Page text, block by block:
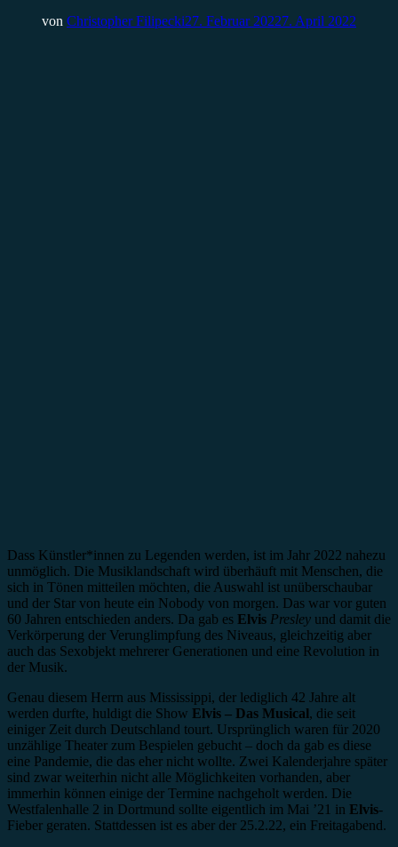
von Christopher Filipecki27. Februar 20227. April 2022
Dass Künstler*innen zu Legenden werden, ist im Jahr 2022 nahezu
unmöglich. Die Musiklandschaft wird überhäuft mit Menschen, die
sich in Tönen mitteilen möchten, die Auswahl ist unüberschaubar
und der Star von heute ein Nobody von morgen. Das war vor guten
60 Jahren entschieden anders. Da gab es Elvis Presley und damit die
Verkörperung der Verunglimpfung des Niveaus, gleichzeitig aber
auch das Sexobjekt mehrerer Generationen und eine Revolution in
der Musik.
Genau diesem Herrn aus Mississippi, der lediglich 42 Jahre alt
werden durfte, huldigt die Show Elvis – Das Musical, die seit
einiger Zeit durch Deutschland tourt. Ursprünglich waren für 2020
unzählige Theater zum Bespielen gebucht – doch da gab es diese
eine Pandemie, die das eher nicht wollte. Zwei Kalenderjahre später
sind zwar weiterhin nicht alle Möglichkeiten vorhanden, aber
immerhin können einige der Termine nachgeholt werden. Die
Westfalenhalle 2 in Dortmund sollte eigentlich im Mai ’21 in Elvis-
Fieber geraten. Stattdessen ist es aber der 25.2.22, ein Freitagabend.